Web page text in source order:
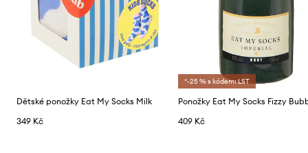
Dětské ponožky Eat My Socks Milk
349 Kč
*-25 % s kódem: LST
Ponožky Eat My Socks Fizzy
409 Kč